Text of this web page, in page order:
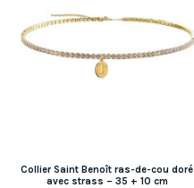
Collier Saint Benoît ras-de-cou doré
avec strass – 35 + 10 cm